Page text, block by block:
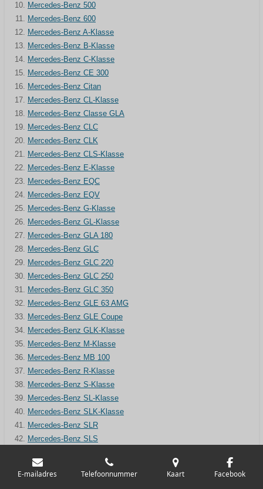
Mercedes-Benz 500
Mercedes-Benz 600
Mercedes-Benz A-Klasse
Mercedes-Benz B-Klasse
Mercedes-Benz C-Klasse
Mercedes-Benz CE 300
Mercedes-Benz Citan
Mercedes-Benz CL-Klasse
Mercedes-Benz Classe GLA
Mercedes-Benz CLC
Mercedes-Benz CLK
Mercedes-Benz CLS-Klasse
Mercedes-Benz E-Klasse
Mercedes-Benz EQC
Mercedes-Benz EQV
Mercedes-Benz G-Klasse
Mercedes-Benz GL-Klasse
Mercedes-Benz GLA 180
Mercedes-Benz GLC
Mercedes-Benz GLC 220
Mercedes-Benz GLC 250
Mercedes-Benz GLC 350
Mercedes-Benz GLE 63 AMG
Mercedes-Benz GLE Coupe
Mercedes-Benz GLK-Klasse
Mercedes-Benz M-Klasse
Mercedes-Benz MB 100
Mercedes-Benz R-Klasse
Mercedes-Benz S-Klasse
Mercedes-Benz SL-Klasse
Mercedes-Benz SLK-Klasse
Mercedes-Benz SLR
Mercedes-Benz SLS
Mercedes-Benz V-Klasse
Mercedes-Benz Vaneo
E-mailadres Telefoonnummer Kaart Facebook